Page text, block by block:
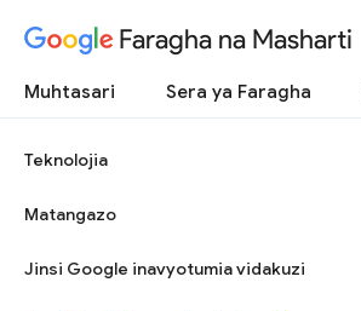
Faragha na Masharti
Muhtasari Sera ya Faragha
Teknolojia
Matangazo
Jinsi Google inavyotumia vidakuzi